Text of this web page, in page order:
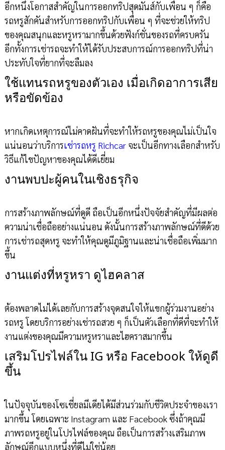
อีกหนึ่งโอกาสสำคัญในการออกทริปสุดมันส์กับเพื่อน ๆ ก็คือ
รถหรูสักคันสำหรับการออกทริปกับเพื่อน ๆ ที่จะช่วยให้ทริป
ของคุณสนุกและหรูหรามากขึ้นด้วยฟังก์ชั่นของรถที่ครบครัน
อีกทั้งการเช่ารถจะทำให้ได้รับประสบการณ์การออกทริปที่น่า
ประทับใจที่ยากที่จะลืมลง
ใช้แทนรถหรูของตัวเอง เมื่อเกิดอาการเสีย
หรือขัดข้อง
หากเกิดเหตุการณ์ไม่คาดฝันที่จะทำให้รถหรูของคุณไม่เป็นใจ
แน่นอนว่าบริการเช่ารถหรู Richcarจะเป็นอีกทางเลือกสำหรับ
วิธีแก้ไขปัญหาของคุณได้ดีเยี่ยม
งานพบปะผู้คนในเชิงธรุกิจ
การสร้างภาพลักษณ์ที่ดูดี ถือเป็นอีกหนึ่งปัจจัยสำคัญที่มีผลต่อ
ความน่าเชื่อถืออย่างแน่นอน ดังนั้นการสร้างภาพลักษณ์ที่ดีด้วย
การเช่ารถสุดหรู จะทำให้คุณดูมีภูมิฐานและน่าเชื่อถือเพิ่มมาก
ขึ้น
งานแต่งที่หรูหรา ดูไฮคลาส
ต้องพลาดไม่ได้เลยกับการสร้างจุดสนใจให้แขกผู้ร่วมงานอย่าง
รถหรู โดยบริการอย่างเช่ารถสวย ๆ ก็เป็นตัวเลือกที่ดีที่จะทำให้
งานแต่งของคุณมีความหรูหราและไฮคราสมากขึ้น
เสริมโปรไฟล์ใน IG หรือ Facebook ให้ดูดี
ขึ้น
ในปัจจุบันของโซเชี่ยลมีเดียได้มีส่วนร่วมกับชีวิตประจำของเรา
มากขึ้น โดยเฉพาะ Instagram และ Facebook ซึ่งถ้าคุณมี
ภาพรถหรูอยู่ในโปรไฟล์ของคุณ ถือเป็นการสร้างเสริมภาพ
ลักษณ์อีกแบบหนึ่งที่ดีไม่ใช่น้อย